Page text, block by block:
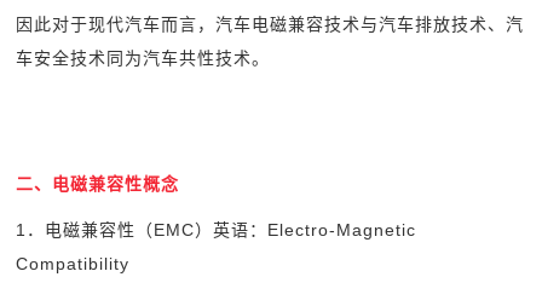
因此对于现代汽车而言，汽车电磁兼容技术与汽车排放技术、汽
车安全技术同为汽车共性技术。
二、电磁兼容性概念
1 ．电磁兼容性（EMC）英语：Electro-Magnetic
Compatibility